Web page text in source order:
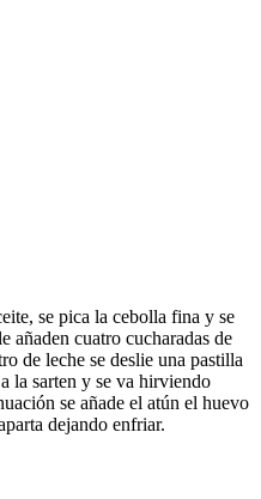
se pica la cebolla fina y se
añaden cuatro cucharadas de
de leche se deslie una pastilla
la sarten y se va hirviendo
se añade el atún el huevo
dejando enfriar.